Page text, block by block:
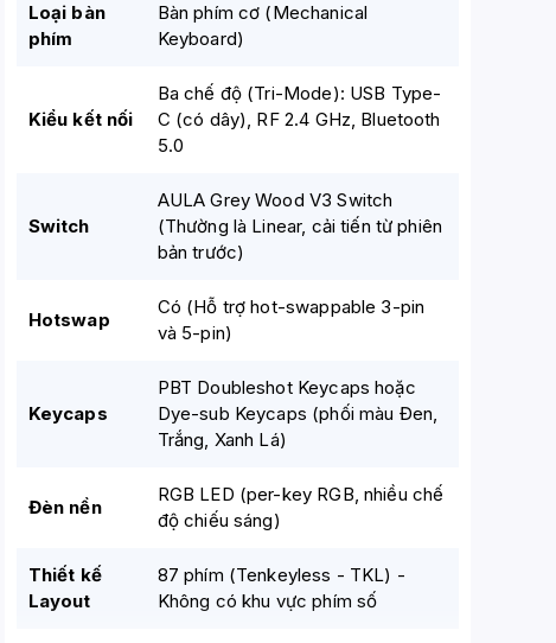
Loại bàn
phím
Bàn phím cơ (Mechanical
Keyboard)
Kiểu kết nối
Ba chế độ (Tri-Mode): USB Type-
C (có dây), RF 2.4 GHz, Bluetooth
5.0
Switch
AULA Grey Wood V3 Switch
(Thường là Linear, cải tiến từ phiên
bản trước)
Hotswap
Có (Hỗ trợ hot-swappable 3-pin
và 5-pin)
Keycaps
PBT Doubleshot Keycaps hoặc
Dye-sub Keycaps (phối màu Đen,
Trắng, Xanh Lá)
Đèn nền
RGB LED (per-key RGB, nhiều chế
độ chiếu sáng)
Thiết kế
Layout
87 phím (Tenkeyless - TKL) -
Không có khu vực phím số